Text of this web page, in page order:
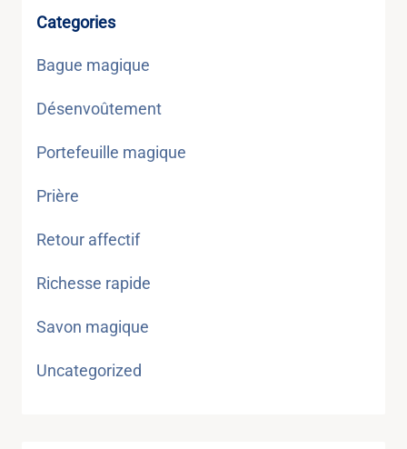
Categories
Bague magique
Désenvoûtement
Portefeuille magique
Prière
Retour affectif
Richesse rapide
Savon magique
Uncategorized